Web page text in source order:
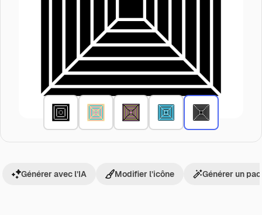
Générer avec l’IA Modifier l’icône Générer un